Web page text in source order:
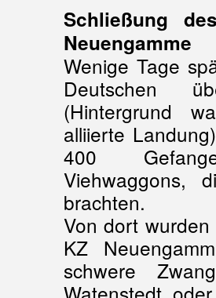
Schließung
Neuengamme
Wenige Tage
Deutschen
(Hintergrund
alliierte
400
brachten.
Von dort
KZ
schwere